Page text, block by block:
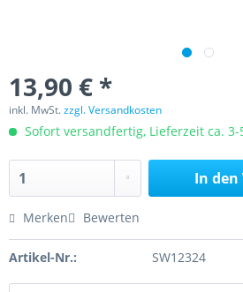
13,90 € *
inkl. MwSt.zzgl. Versandkosten
Sofort versandfertig, Lieferzeit ca. 3-
In den
Merken Bewerten
Artikel-Nr.: SW12324